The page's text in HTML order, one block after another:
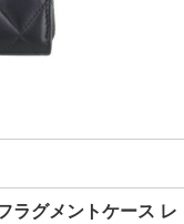
ラグメントケース レ